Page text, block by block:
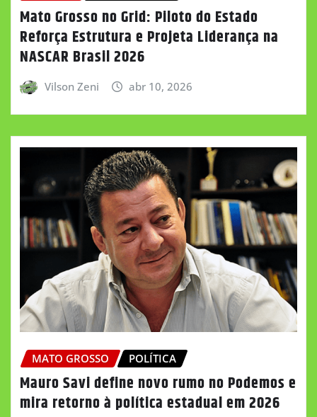
Mato Grosso no Grid: Piloto do Estado
Reforça Estrutura e Projeta Liderança na
NASCAR Brasil 2026
Vilson Zeni abr 10, 2026
MATO GROSSO POLÍTICA
Mauro Savi define novo rumo no Podemos e
mira retorno à política estadual em 2026